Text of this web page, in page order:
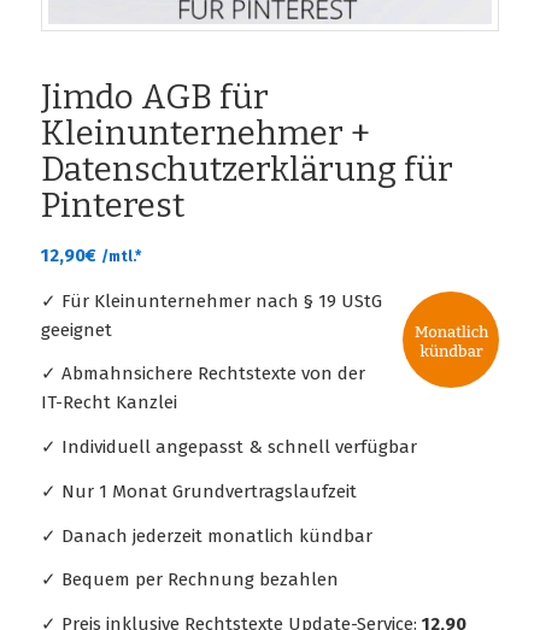
Jimdo AGB für
Kleinunternehmer +
Datenschutzerklärung für
Pinterest
12,90€ /mtl.*
✓ Für Kleinunternehmer nach § 19 UStG
geeignet
✓ Abmahnsichere Rechtstexte von der
IT-Recht Kanzlei
✓ Individuell angepasst & schnell verfügbar
✓ Nur 1 Monat Grundvertragslaufzeit
✓ Danach jederzeit monatlich kündbar
✓ Bequem per Rechnung bezahlen
✓ Preis inklusive Rechtstexte Update-Service: 12,90